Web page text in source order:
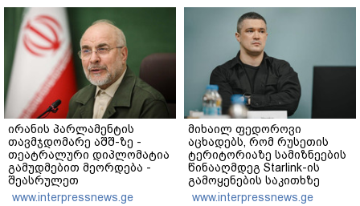
ირანის პარლამენტის
თავმჯდომარე აშშ-ზე -
თეატრალური დიპლომატია
გამუდმებით მეორდება -
შეასრულეთ
ვალდებულებები, მეტი
www.interpressnews.ge
მიხაილ ფედოროვი
აცხადებს, რომ რუსეთის
ტერიტორიაზე სამიზნეების
წინააღმდეგ Starlink-ის
გამოყენების საკითხზე
ილონ მასკთან
www.interpressnews.ge